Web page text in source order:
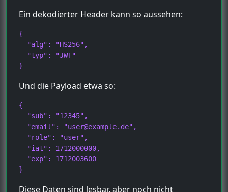
Ein dekodierter Header kann so aussehen:
{
  "alg": "HS256",
  "typ": "JWT"
}
Und die Payload etwa so:
{
  "sub": "12345",
  "email": "user@example.de",
  "role": "user",
  "iat": 1712000000,
  "exp": 1712003600
}
Diese Daten sind lesbar, aber noch nicht